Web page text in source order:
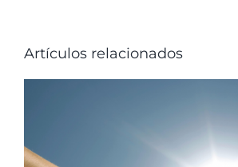
Artículos relacionados